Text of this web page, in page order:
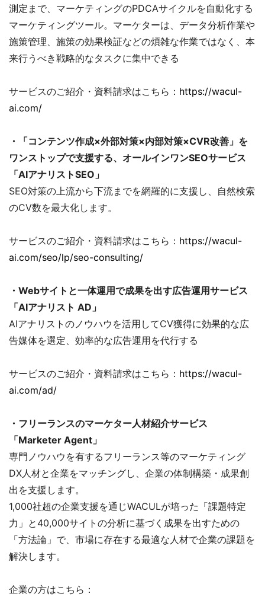
測定まで、マーケティングのPDCAサイクルを自動化する
マーケティングツール。マーケターは、データ分析作業や
施策管理、施策の効果検証などの煩雑な作業ではなく、本
来行うべき戦略的なタスクに集中できる
サービスのご紹介・資料請求はこちら： https://wacul-
ai.com/
・「コンテンツ作成×外部対策×内部対策×CVR改善」を
ワンストップで支援する、オールインワンSEOサービス
「AIアナリストSEO」
SEO対策の上流から下流までを網羅的に支援し、自然検索
のCV数を最大化します。
サービスのご紹介・資料請求はこちら： https://wacul-
ai.com/seo/lp/seo-consulting/
・Webサイトと一体運用で成果を出す広告運用サービス
「AIアナリスト AD」
AIアナリストのノウハウを活用してCV獲得に効果的な広
告媒体を選定、効率的な広告運用を代行する
サービスのご紹介・資料請求はこちら： https://wacul-
ai.com/ad/
・フリーランスのマーケター人材紹介サービス
「Marketer Agent」
専門ノウハウを有するフリーランス等のマーケティング
DX人材と企業をマッチングし、企業の体制構築・成果創
出を支援します。
1,000社超の企業支援を通じWACULが培った「課題特定
力」と40,000サイトの分析に基づく成果を出すための
「方法論」で、市場に存在する最適な人材で企業の課題を
解決します。
企業の方はこちら：